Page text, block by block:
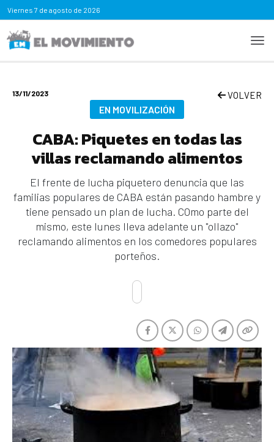
Viernes 7 de agosto de 2026
13/11/2023 VOLVER
EN MOVILIZACIÓN
CABA: Piquetes en todas las
villas reclamando alimentos
El frente de lucha piquetero denuncia que las
familias populares de CABA están pasando hambre y
tiene pensado un plan de lucha. COmo parte del
mismo, este lunes lleva adelante un "ollazo"
reclamando alimentos en los comedores populares
porteños.